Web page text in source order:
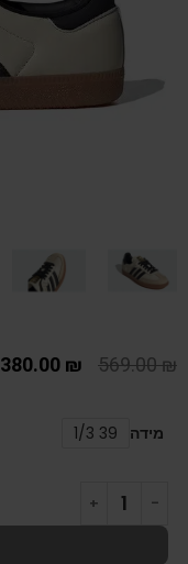
569.00₪
380.00 ₪
מידה 39 1/3